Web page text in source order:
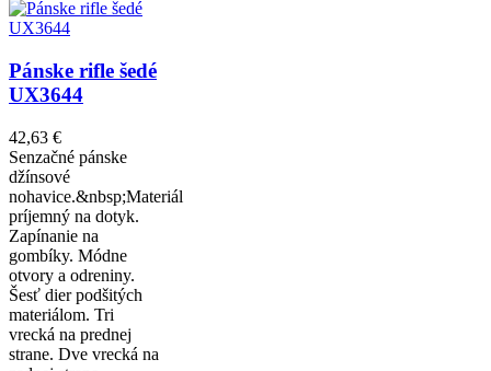
Pánske rifle šedé
UX3644
42,63 €
Senzačné pánske
džínsové
nohavice.&nbsp;Materiál
príjemný na dotyk.
Zapínanie na
gombíky. Módne
otvory a odreniny.
Šesť dier podšitých
materiálom. Tri
vrecká na prednej
strane. Dve vrecká na